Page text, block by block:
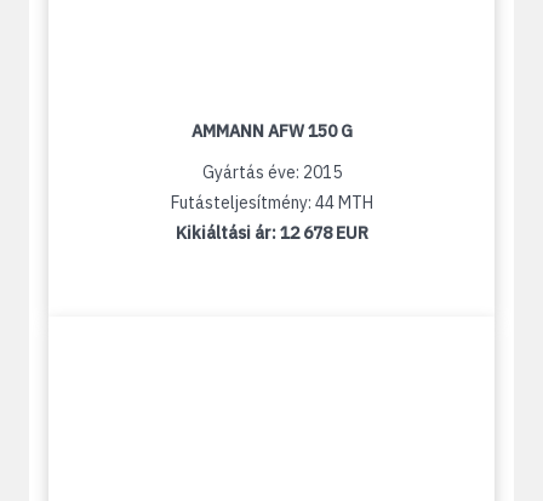
AMMANN AFW 150 G
Gyártás éve: 2015
Futásteljesítmény: 44 MTH
Kikiáltási ár:12 678 EUR